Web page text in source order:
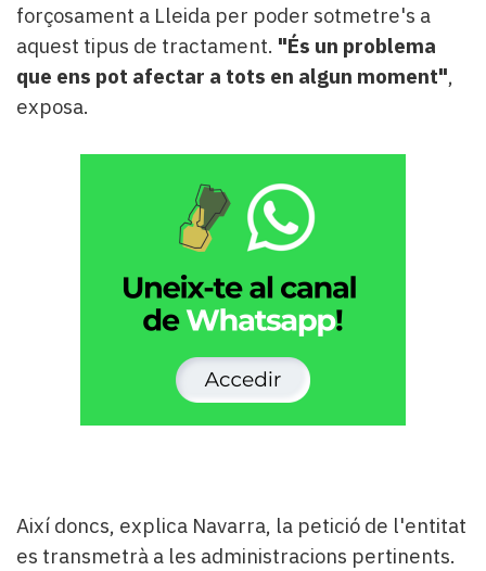
forçosament a Lleida per poder sotmetre's a
aquest tipus de tractament. "És un problema
que ens pot afectar a tots en algun moment",
exposa.
Així doncs, explica Navarra, la petició de l'entitat
es transmetrà a les administracions pertinents.